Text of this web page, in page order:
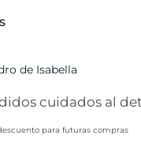
de Isabella
cuidados al
para futuras compras